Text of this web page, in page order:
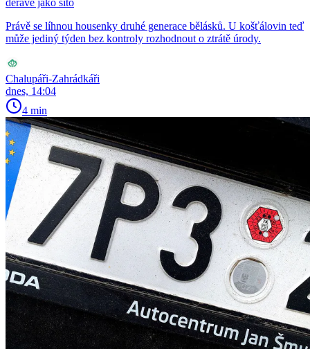
děravé jako síto
Právě se líhnou housenky druhé generace bělásků. U košťálovin teď
může jediný týden bez kontroly rozhodnout o ztrátě úrody.
Chalupáři-Zahrádkáři
dnes, 14:04
4 min